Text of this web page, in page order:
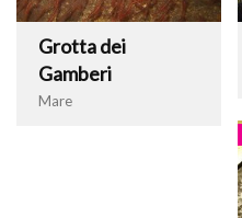
Grotta dei
Gamberi
Mare